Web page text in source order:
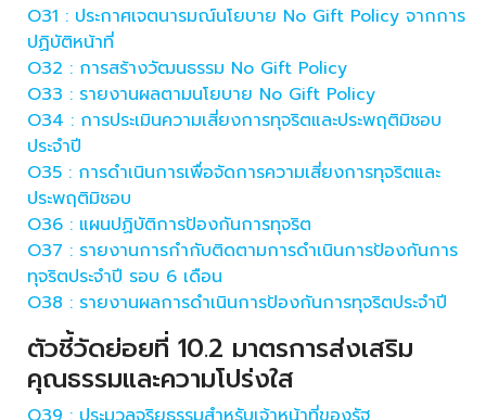
O31 : ประกาศเจตนารมณ์นโยบาย No Gift Policy จากการ
ปฏิบัติหน้าที่
O32 : การสร้างวัฒนธรรม No Gift Policy
O33 : รายงานผลตามนโยบาย No Gift Policy
O34 : การประเมินความเสี่ยงการทุจริตและประพฤติมิชอบ
ประจำปี
O35 : การดำเนินการเพื่อจัดการความเสี่ยงการทุจริตและ
ประพฤติมิชอบ
O36 : แผนปฏิบัติการป้องกันการทุจริต
O37 : รายงานการกำกับติดตามการดำเนินการป้องกันการ
ทุจริตประจำปี รอบ 6 เดือน
O38 : รายงานผลการดำเนินการป้องกันการทุจริตประจำปี
ตัวชี้วัดย่อยที่ 10.2 มาตรการส่งเสริม
คุณธรรมและความโปร่งใส